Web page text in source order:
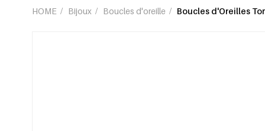
HOME / Bijoux / Boucles d'oreille / Boucles d'Oreilles